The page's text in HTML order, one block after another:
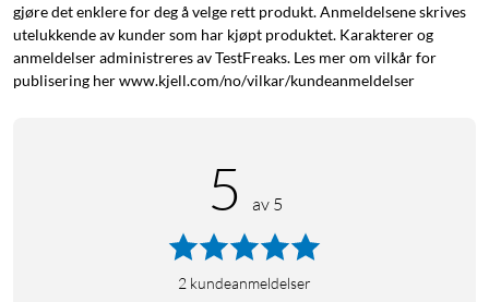
gjøre det enklere for deg å velge rett produkt. Anmeldelsene skrives
utelukkende av kunder som har kjøpt produktet. Karakterer og
anmeldelser administreres av TestFreaks. Les mer om vilkår for
publisering her www.kjell.com/no/vilkar/kundeanmeldelser
5 av 5
2 kundeanmeldelser